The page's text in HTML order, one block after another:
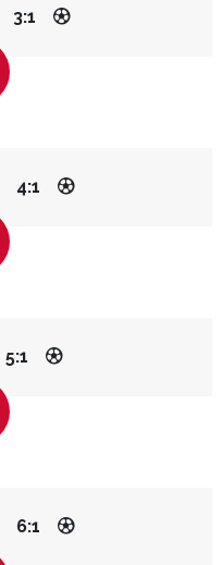
3:1
4:1
5:1
6:1